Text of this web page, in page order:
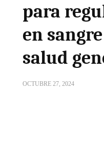
para
en
salud
OCTUBRE 27, 2024